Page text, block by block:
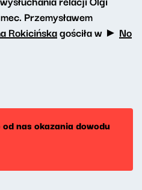
Przemysławem
Rokicińskagościła w ► No
nas okazania dowodu